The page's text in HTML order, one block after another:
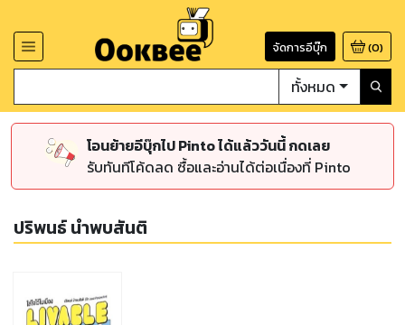
จัดการอีบุ๊ก (0)
ทั้งหมด
โอนย้ายอีบุ๊กไป Pinto ได้แล้ววันนี้ กดเลย
รับทันทีโค้ดลด ซื้อและอ่านได้ต่อเนื่องที่ Pinto
ปริพนธ์ นำพบสันติ